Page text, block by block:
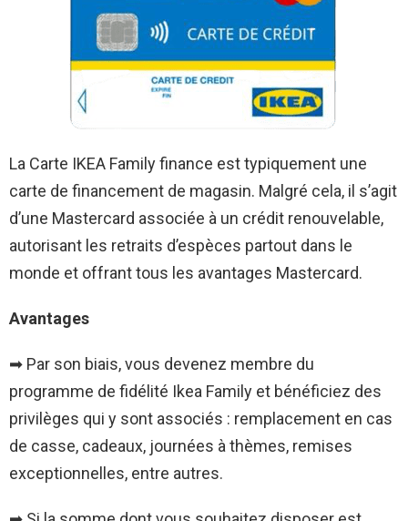
La Carte IKEA Family finance est typiquement une
carte de financement de magasin. Malgré cela, il s’agit
d’une Mastercard associée à un crédit renouvelable,
autorisant les retraits d’espèces partout dans le
monde et offrant tous les avantages Mastercard.
Avantages
➡ Par son biais, vous devenez membre du
programme de fidélité Ikea Family et bénéficiez des
privilèges qui y sont associés : remplacement en cas
de casse, cadeaux, journées à thèmes, remises
exceptionnelles, entre autres.